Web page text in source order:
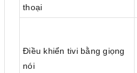
thoại
Điều khiển tivi bằng giọng
nói